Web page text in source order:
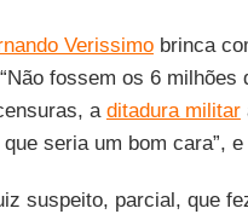
Verissimobrinca
fossem os 6 milhões
a ditadura militar
seria um bom cara”,
suspeito, parcial, que